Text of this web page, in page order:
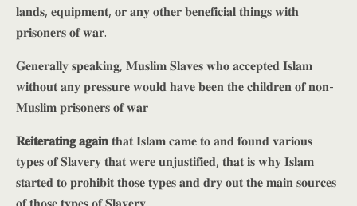
𝐥𝐚𝐧𝐝𝐬, 𝐞𝐪𝐮𝐢𝐩𝐦𝐞𝐧𝐭, 𝐨𝐫 𝐚𝐧𝐲 𝐨𝐭𝐡𝐞𝐫 𝐛𝐞𝐧𝐞𝐟𝐢𝐜𝐢𝐚𝐥 𝐭𝐡𝐢𝐧𝐠𝐬 𝐰𝐢𝐭𝐡
𝐩𝐫𝐢𝐬𝐨𝐧𝐞𝐫𝐬 𝐨𝐟 𝐰𝐚𝐫.
𝐆𝐞𝐧𝐞𝐫𝐚𝐥𝐥𝐲 𝐬𝐩𝐞𝐚𝐤𝐢𝐧𝐠, 𝐌𝐮𝐬𝐥𝐢𝐦 𝐒𝐥𝐚𝐯𝐞𝐬 𝐰𝐡𝐨 𝐚𝐜𝐜𝐞𝐩𝐭𝐞𝐝 𝐈𝐬𝐥𝐚𝐦
𝐰𝐢𝐭𝐡𝐨𝐮𝐭 𝐚𝐧𝐲 𝐩𝐫𝐞𝐬𝐬𝐮𝐫𝐞 𝐰𝐨𝐮𝐥𝐝 𝐡𝐚𝐯𝐞 𝐛𝐞𝐞𝐧 𝐭𝐡𝐞 𝐜𝐡𝐢𝐥𝐝𝐫𝐞𝐧 𝐨𝐟 𝐧𝐨𝐧-
𝐌𝐮𝐬𝐥𝐢𝐦 𝐩𝐫𝐢𝐬𝐨𝐧𝐞𝐫𝐬 𝐨𝐟 𝐰𝐚𝐫
𝐑𝐞𝐢𝐭𝐞𝐫𝐚𝐭𝐢𝐧𝐠 𝐚𝐠𝐚𝐢𝐧𝐭𝐡𝐚𝐭 𝐈𝐬𝐥𝐚𝐦 𝐜𝐚𝐦𝐞 𝐭𝐨 𝐚𝐧𝐝 𝐟𝐨𝐮𝐧𝐝 𝐯𝐚𝐫𝐢𝐨𝐮𝐬
𝐭𝐲𝐩𝐞𝐬 𝐨𝐟 𝐒𝐥𝐚𝐯𝐞𝐫𝐲 𝐭𝐡𝐚𝐭 𝐰𝐞𝐫𝐞 𝐮𝐧𝐣𝐮𝐬𝐭𝐢𝐟𝐢𝐞𝐝, 𝐭𝐡𝐚𝐭 𝐢𝐬 𝐰𝐡𝐲 𝐈𝐬𝐥𝐚𝐦
𝐬𝐭𝐚𝐫𝐭𝐞𝐝 𝐭𝐨 𝐩𝐫𝐨𝐡𝐢𝐛𝐢𝐭 𝐭𝐡𝐨𝐬𝐞 𝐭𝐲𝐩𝐞𝐬 𝐚𝐧𝐝 𝐝𝐫𝐲 𝐨𝐮𝐭 𝐭𝐡𝐞 𝐦𝐚𝐢𝐧 𝐬𝐨𝐮𝐫𝐜𝐞𝐬